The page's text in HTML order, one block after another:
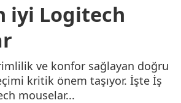
iyi Logitech
ve konfor sağlayan doğru
kritik önem taşıyor. İşte İş
mouselar...